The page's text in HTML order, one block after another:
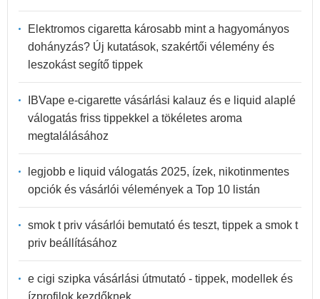
Elektromos cigaretta károsabb mint a hagyományos
dohányzás? Új kutatások, szakértői vélemény és
leszokást segítő tippek
IBVape e-cigarette vásárlási kalauz és e liquid alaplé
válogatás friss tippekkel a tökéletes aroma
megtalálásához
legjobb e liquid válogatás 2025, ízek, nikotinmentes
opciók és vásárlói vélemények a Top 10 listán
smok t priv vásárlói bemutató és teszt, tippek a smok t
priv beállításához
e cigi szipka vásárlási útmutató - tippek, modellek és
ízprofilok kezdőknek